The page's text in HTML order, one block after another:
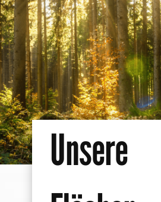
Über unsere Wälder
Kontakt
Aktuelles
Unsere